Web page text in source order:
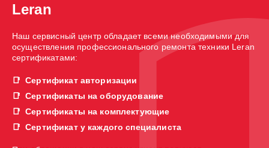
Leran
Наш сервисный центр обладает всеми необходимыми для
осуществления профессионального ремонта техники Leran
сертификатами:
Сертификат авторизации
Сертификаты на оборудование
Сертификаты на комплектующие
Сертификат у каждого специалиста